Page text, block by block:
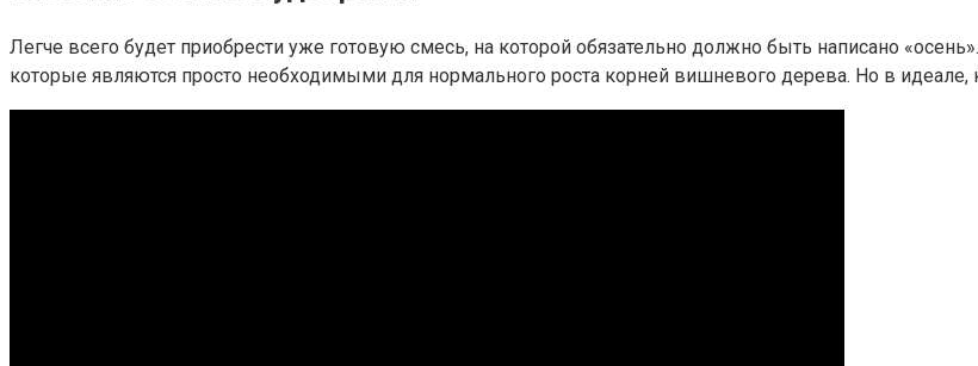
Легче всего будет приобрести уже готовую смесь, на которой обязательно должно быть написано
которые являются просто необходимыми для нормального роста корней вишневого дерева. Но в идеале,